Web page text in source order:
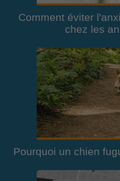
Comment éviter
chez les
Pourquoi un chien